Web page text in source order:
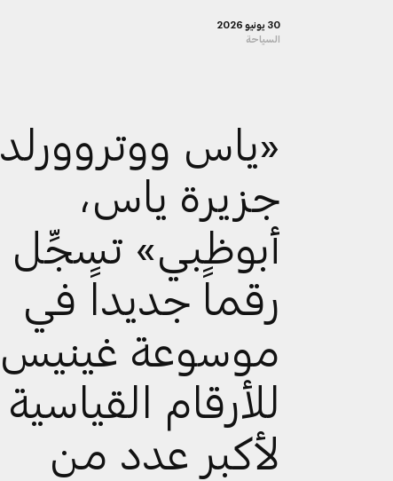
30 يونيو 2026
السياحة
«ياس ووتروورلد
جزيرة ياس،
أبوظبي» تسجِّل
رقماً جديداً في
موسوعة غينيس
للأرقام القياسية
لأكبر عدد من